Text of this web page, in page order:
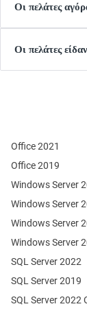
Οι πελάτες
Οι πελάτες
Office 2021
Office 2019
Windows Server
Windows Server
SQL Server 2022
SQL Server 2019
Windows Server
Windows Server
SQL Server 2022